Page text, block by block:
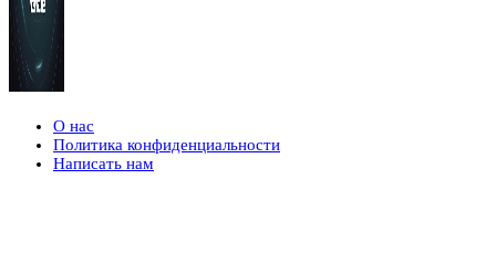
О нас
Политика конфиденциальности
Написать нам